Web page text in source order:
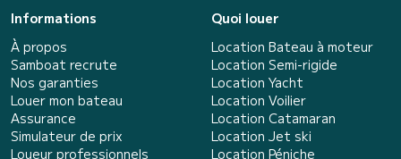
Informations
À propos
Samboat recrute
Nos garanties
Louer mon bateau
Assurance
Simulateur de prix
Loueur professionnels
Quoi louer
Location Bateau à moteur
Location Semi-rigide
Location Yacht
Location Voilier
Location Catamaran
Location Jet ski
Location Péniche